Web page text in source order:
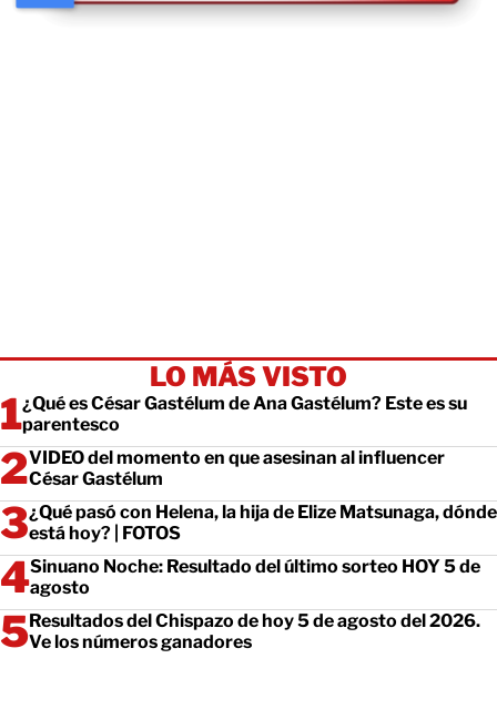
LO MÁS VISTO
¿Qué es César Gastélum de Ana Gastélum? Este es su
parentesco
VIDEO del momento en que asesinan al influencer
César Gastélum
¿Qué pasó con Helena, la hija de Elize Matsunaga, dónde
está hoy? | FOTOS
Sinuano Noche: Resultado del último sorteo HOY 5 de
agosto
Resultados del Chispazo de hoy 5 de agosto del 2026.
Ve los números ganadores